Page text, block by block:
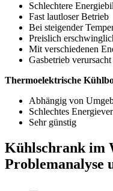
Schlechtere
Fast lautloser Betrieb
Bei steigender
Preislich
Mit verschiedenen
Gasbetrieb
Thermoelektrische
Abhängig von
Schlechtes
Sehr günstig
Kühlschrank im
Problemanalyse